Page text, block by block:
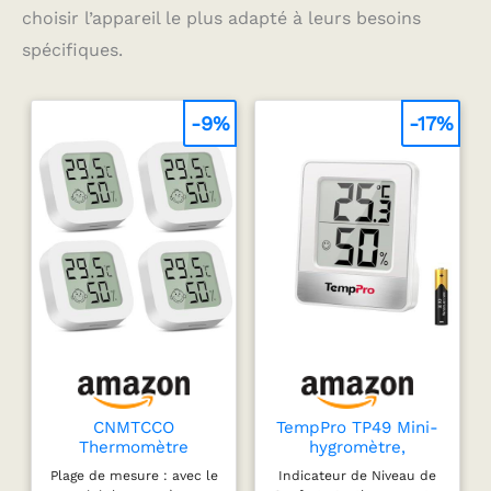
choisir l’appareil le plus adapté à leurs besoins
spécifiques.
CNMTCCO
Thermomètre
hygromètre interieur,
4 Pièces Mini
Plage de mesure : avec le
-9%
TempPro TP49 Mini-
hygromètre,
thermomètre
d'intérieur,
Indicateur de Niveau de
-17%